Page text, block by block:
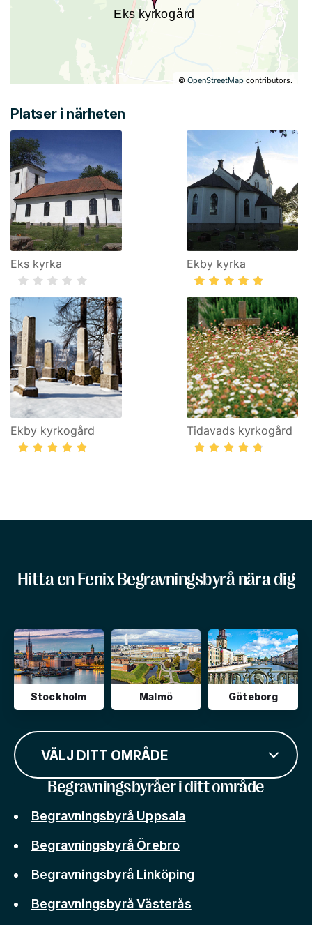
©OpenStreetMap contributors.
Platser i närheten
Eks kyrka Ekby kyrka
Ekby kyrkogård Tidavads kyrkogård
Hitta en Fenix Begravningsbyrå nära dig
Stockholm Malmö Göteborg
VÄLJ DITT OMRÅDE
Begravningsbyråer i ditt område
Begravningsbyrå Uppsala
Begravningsbyrå Örebro
Begravningsbyrå Linköping
Begravningsbyrå Västerås